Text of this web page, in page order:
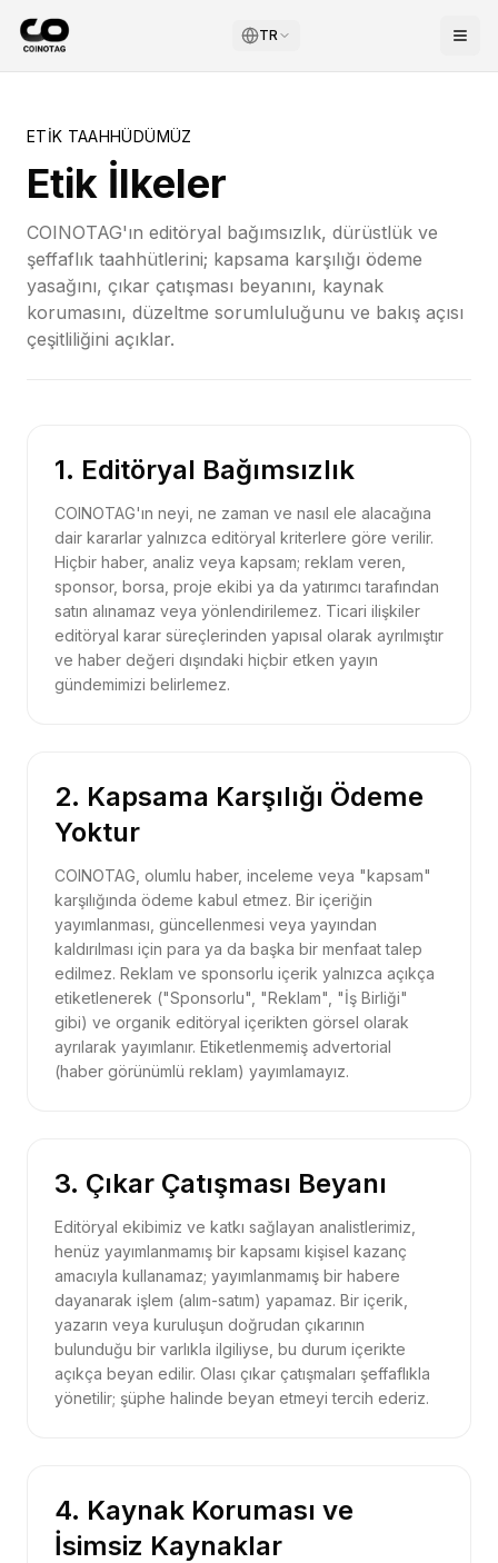
TR
ETIK TAAHHÜDÜMÜZ
Etik İlkeler
COINOTAG'ın editöryal bağımsızlık, dürüstlük ve
şeffaflık taahhütlerini; kapsama karşılığı ödeme
yasağını, çıkar çatışması beyanını, kaynak
korumasını, düzeltme sorumluluğunu ve bakış açısı
çeşitliliğini açıklar.
1. Editöryal Bağımsızlık
COINOTAG'ın neyi, ne zaman ve nasıl ele alacağına
dair kararlar yalnızca editöryal kriterlere göre verilir.
Hiçbir haber, analiz veya kapsam; reklam veren,
sponsor, borsa, proje ekibi ya da yatırımcı tarafından
satın alınamaz veya yönlendirilemez. Ticari ilişkiler
editöryal karar süreçlerinden yapısal olarak ayrılmıştır
ve haber değeri dışındaki hiçbir etken yayın
gündemimizi belirlemez.
2. Kapsama Karşılığı Ödeme
Yoktur
COINOTAG, olumlu haber, inceleme veya "kapsam"
karşılığında ödeme kabul etmez. Bir içeriğin
yayımlanması, güncellenmesi veya yayından
kaldırılması için para ya da başka bir menfaat talep
edilmez. Reklam ve sponsorlu içerik yalnızca açıkça
etiketlenerek ("Sponsorlu", "Reklam", "İş Birliği"
gibi) ve organik editöryal içerikten görsel olarak
ayrılarak yayımlanır. Etiketlenmemiş advertorial
(haber görünümlü reklam) yayımlamayız.
3. Çıkar Çatışması Beyanı
Editöryal ekibimiz ve katkı sağlayan analistlerimiz,
henüz yayımlanmamış bir kapsamı kişisel kazanç
amacıyla kullanamaz; yayımlanmamış bir habere
dayanarak işlem (alım-satım) yapamaz. Bir içerik,
yazarın veya kuruluşun doğrudan çıkarının
bulunduğu bir varlıkla ilgiliyse, bu durum içerikte
açıkça beyan edilir. Olası çıkar çatışmaları şeffaflıkla
yönetilir; şüphe halinde beyan etmeyi tercih ederiz.
4. Kaynak Koruması ve
İsimsiz Kaynaklar